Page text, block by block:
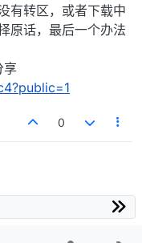
有转区，或者下载中
原话，最后一个办法
享
0